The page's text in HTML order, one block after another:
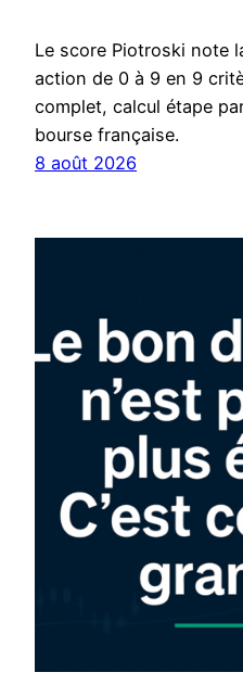
Le score Piotroski note
action de 0 à 9 en 9
complet, calcul étape
bourse française.
8 août 2026